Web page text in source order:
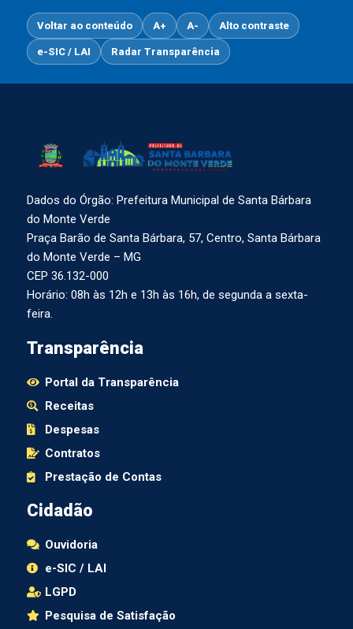
Voltar ao conteúdo A+ A- Alto contraste
e-SIC / LAI Radar Transparência
Dados do Órgão: Prefeitura Municipal de Santa Bárbara
do Monte Verde
Praça Barão de Santa Bárbara, 57, Centro, Santa Bárbara
do Monte Verde – MG
CEP 36.132-000
Horário: 08h às 12h e 13h às 16h, de segunda a sexta-
feira.
Transparência
Portal da Transparência
Receitas
Despesas
Contratos
Prestação de Contas
Cidadão
Ouvidoria
e-SIC / LAI
LGPD
Pesquisa de Satisfação